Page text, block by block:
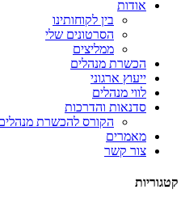
אודות
בין לקוחותינו
הסרטונים שלי
ממליצים
הכשרת מנהלים
ייעוץ ארגוני
לווי מנהלים
סדנאות והדרכות
הקורס להכשרת מנהלים
מאמרים
צור קשר
קטגוריות